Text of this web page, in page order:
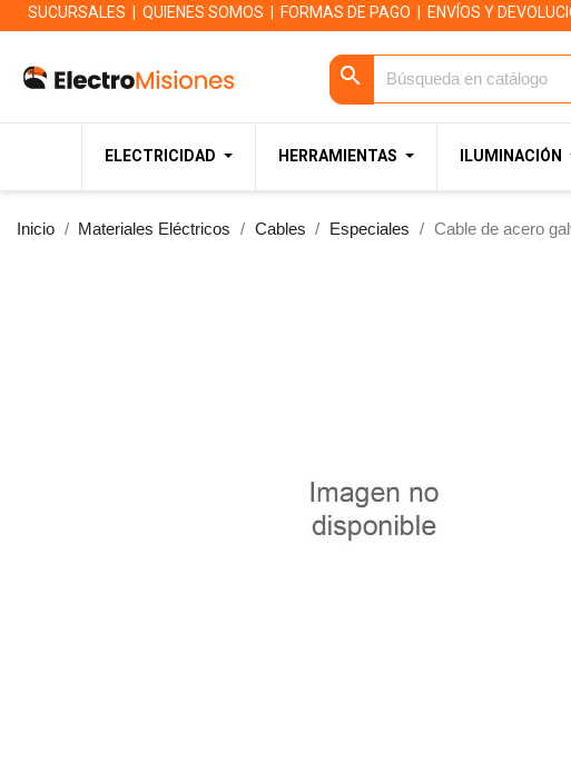
SUCURSALES QUIENES SOMOS FORMAS DE PAGO ENVÍOS Y
search
ELECTRICIDAD HERRAMIENTAS ILUMINACIÓN
Inicio Materiales Eléctricos Cables Especiales Cable de acero